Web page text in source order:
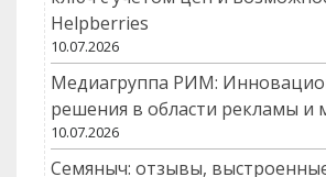
Helpberries
10.07.2026
Медиагруппа РИМ:
решения в области рекламы и
10.07.2026
Семяныч: отзывы,